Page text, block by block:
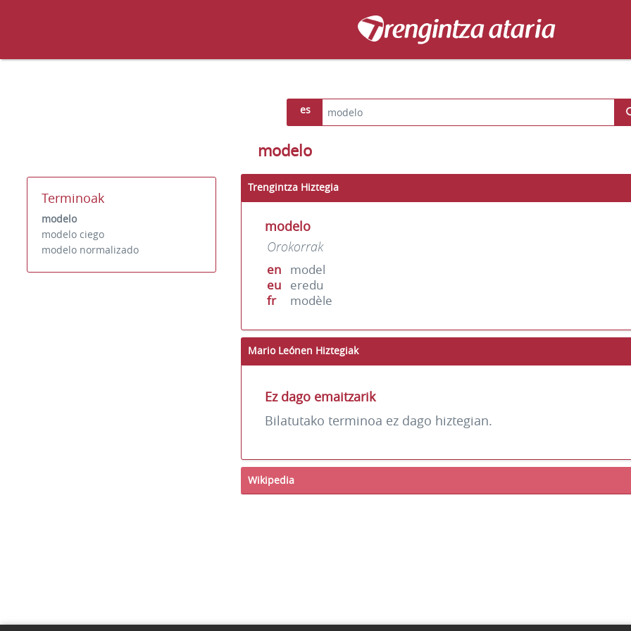
es
Terminoak
modelo
modelo ciego
modelo normalizado
modelo
Trengintza Hiztegia
modelo
Orokorrak
en
model
eu
eredu
fr
modèle
Mario Leónen Hiztegiak
Ez dago emaitzarik
Bilatutako terminoa ez dago hiztegian.
Wikipedia